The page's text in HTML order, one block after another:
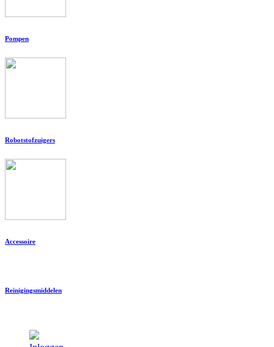
Pompen
Robotstofzuigers
Accessoire
Reinigingsmiddelen